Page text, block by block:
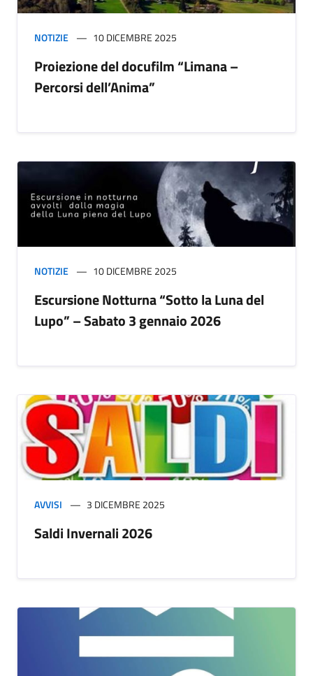
NOTIZIE 10 DICEMBRE 2025
Proiezione del docufilm “Limana –
Percorsi dell’Anima”
NOTIZIE 10 DICEMBRE 2025
Escursione Notturna “Sotto la Luna del
Lupo” – Sabato 3 gennaio 2026
AVVISI 3 DICEMBRE 2025
Saldi Invernali 2026